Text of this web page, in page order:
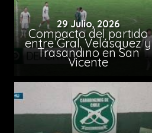
29 Julio, 2026
Compacto del partido
entre Gral. Velásquez y
Trasandino en San
Vicente